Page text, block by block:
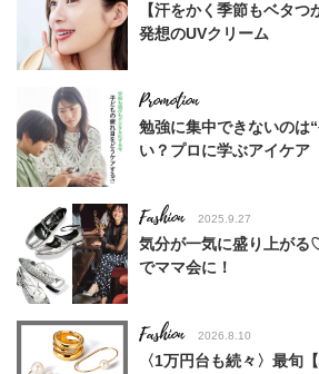
【汗をかく季節もベタ
発想のUVクリーム
勉強に集中できないのは
い？プロに学ぶアイケア
Fashion 2025.9.27
気分が一気に盛り上がる
でママ会に！
Fashion 2026.8.10
〈1万円台も続々〉最旬